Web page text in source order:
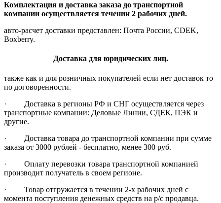
Комплектация и доставка заказа до транспортной
компании осуществляется течении 2 рабочих дней.
авто-расчет доставки представлен: Почта России, CDEK,
Boxberry.
Доставка для юридических лиц.
также как и для розничных покупателей если нет доставок то
по договоренности.
· Доставка в регионы РФ и СНГ осуществляется через
транспортные компании: Деловые Линии, СДЕК, ПЭК и
другие.
· Доставка товара до транспортной компании при сумме
заказа от 3000 рублей - бесплатно, менее 300 руб.
· Оплату перевозки товара транспортной компанией
производит получатель в своем регионе.
· Товар отгружается в течении 2-х рабочих дней с
момента поступления денежных средств на р/с продавца.